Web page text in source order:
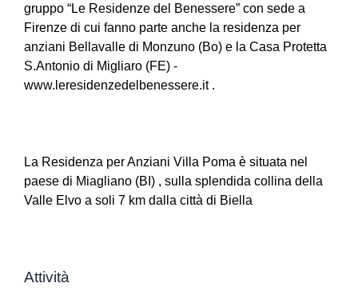
gruppo “Le Residenze del Benessere” con sede a
Firenze di cui fanno parte anche la residenza per
anziani Bellavalle di Monzuno (Bo) e la Casa Protetta
S.Antonio di Migliaro (FE) -
www.leresidenzedelbenessere.it .
La Residenza per Anziani Villa Poma è situata nel
paese di Miagliano (BI) , sulla splendida collina della
Valle Elvo a soli 7 km dalla città di Biella
Attività